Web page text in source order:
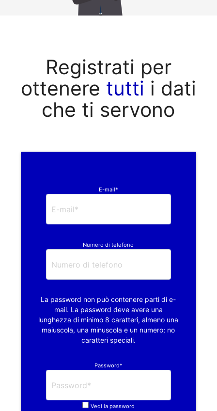
Registrati per
ottenere tutti i dati
che ti servono
E-mail*
Numero di telefono
La password non può contenere parti di e-
mail. La password deve avere una
lunghezza di minimo 8 caratteri, almeno una
maiuscola, una minuscola e un numero; no
caratteri speciali.
Password*
Vedi la password